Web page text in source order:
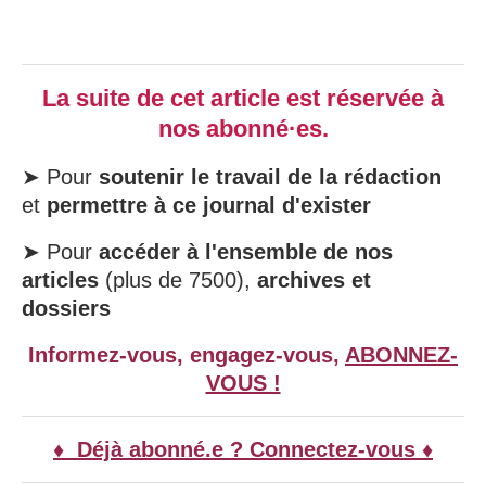
La suite de cet article est réservée à
nos abonné·es.
➤ Pour soutenir le travail de la rédaction
et permettre à ce journal d'exister
➤ Pour accéder à l'ensemble de nos
articles (plus de 7500), archives et
dossiers
Informez-vous, engagez-vous, ABONNEZ-
VOUS !
♦ Déjà abonné.e ? Connectez-vous ♦